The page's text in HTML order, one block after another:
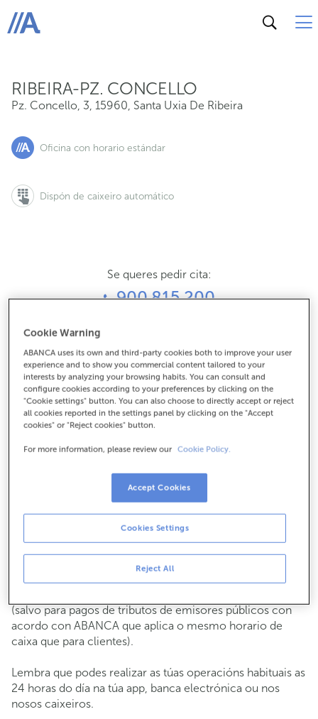
ABANCA
RIBEIRA-PZ. CONCELLO
Pz. Concello, 3, 15960, Santa Uxia De Ribeira
Oficina con horario estándar
Dispón de caixeiro automático
Se queres pedir cita:
900 815 200
981835216
Como chegar
Consulta todos os horarios
Xestións comerciais
8:15 a 14:00.
cita previae atenderémoste o día e hora que
escollas
Clientes: de luns a venres de 8:15 a 11:00
martes e
(salvo para pagos de tributos de emisores públicos con
acordo con ABANCA que aplica o mesmo horario de
caixa que para clientes).
Lembra que podes realizar as túas operacións habituais as
24 horas do día na túa app, banca electrónica ou nos
nosos caixeiros.
Cookie Warning
ABANCA uses its own and third-party cookies both to improve your user
experience and to show you commercial content tailored to your
interests by analyzing your browsing habits. You can consult and
configure cookies according to your preferences by clicking on the
"Cookie settings" button. You can also choose to directly accept or reject
all cookies reported in the settings panel by clicking on the "Accept
cookies" or "Reject cookies" button.
For more information, please review our Cookie Policy.
Reject All
Cookies Settings
Accept Cookies
Pz. Concello, 3, 15960, Santa Uxia De Ribeira